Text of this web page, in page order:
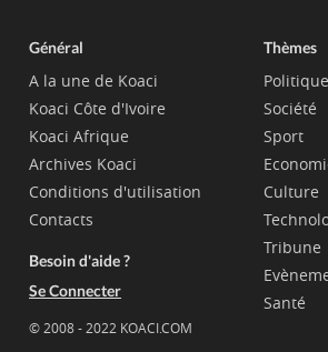
Général
A la une de Koaci
Koaci Côte d'Ivoire
Koaci Afrique
Archives Koaci
Conditions d'utilisation
Contacts
Besoin d'aide ?
Se Connecter
© 2008 - 2022 KOACI.COM
Thèmes
Politique
Société
Sport
Culture
Tribune
Santé